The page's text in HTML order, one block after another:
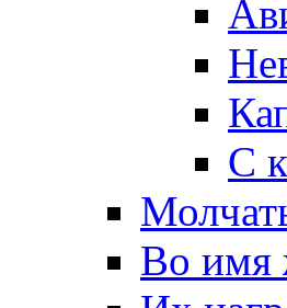
С
Во имя